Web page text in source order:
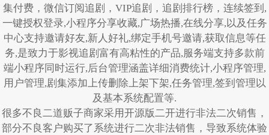
集付费，微信订阅追剧，VIP追剧，追剧排行榜，连续签到,
一键授权登录,小程序分享收藏,广场热播,在线分享,以及任务
中心支持邀请好友,新人好礼,绑定手机号邀请,获取信息等任
务,是致力于影视追剧富有高粘性的产品,服务端支持多款前
端小程序同时运行,后台管理涵盖详细消费统计,小程序管理,
用户管理,剧集添加上传删除上架下架,任务管理,签到管理以
及基本系统配置等.
很多不良二道贩子商家采用开源版二开进行非法二次销售，
部分不良客户购买了系统进行二次非法销售，导致系统体验